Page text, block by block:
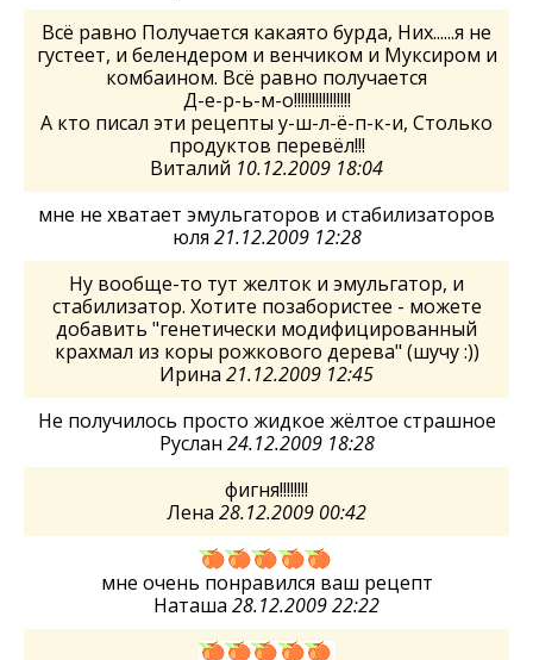
Всё равно Получается какаято бурда, Них......я не
густеет, и белендером и венчиком и Муксиром и
комбаином. Всё равно получается
Д-е-р-ь-м-о!!!!!!!!!!!!!!!!
А кто писал эти рецепты у-ш-л-ё-п-к-и, Столько
продуктов перевёл!!!
Виталий 10.12.2009 18:04
мне не хватает эмульгаторов и стабилизаторов
юля 21.12.2009 12:28
Ну вообще-то тут желток и эмульгатор, и
стабилизатор. Хотите позабористее - можете
добавить "генетически модифицированный
крахмал из коры рожкового дерева" (шучу :))
Ирина 21.12.2009 12:45
Не получилось просто жидкое жёлтое страшное
Руслан 24.12.2009 18:28
фигня!!!!!!!!
Лена 28.12.2009 00:42
мне очень понравился ваш рецепт
Наташа 28.12.2009 22:22